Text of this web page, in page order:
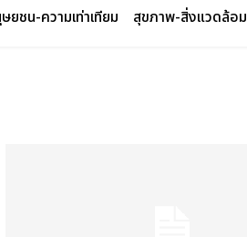
ยชน-ความเท่าเทียม สุขภาพ-สิ่งแวดล้อม